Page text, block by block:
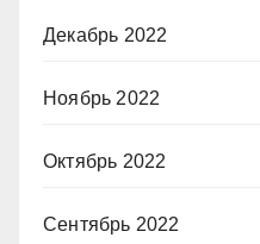
Декабрь 2022
Ноябрь 2022
Октябрь 2022
Сентябрь 2022